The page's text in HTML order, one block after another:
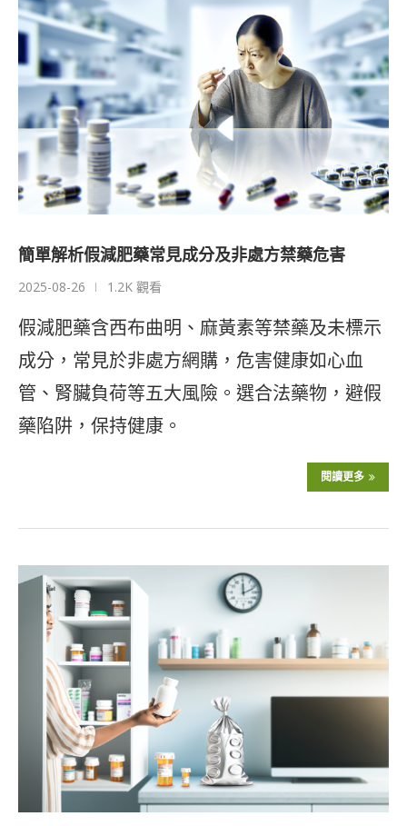
簡單解析假減肥藥常見成分及非處方禁藥危害
2025-08-26 1.2K 觀看
假減肥藥含西布曲明、麻黃素等禁藥及未標示
成分，常見於非處方網購，危害健康如心血
管、腎臟負荷等五大風險。選合法藥物，避假
藥陷阱，保持健康。
閱讀更多